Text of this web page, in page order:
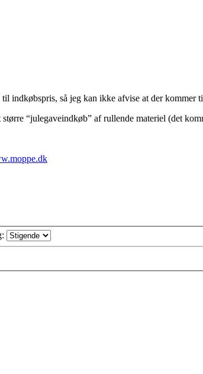
indkøbspris, så jeg kan ikke afvise at der kommer
“julegaveindkøb” af rullende materiel (det